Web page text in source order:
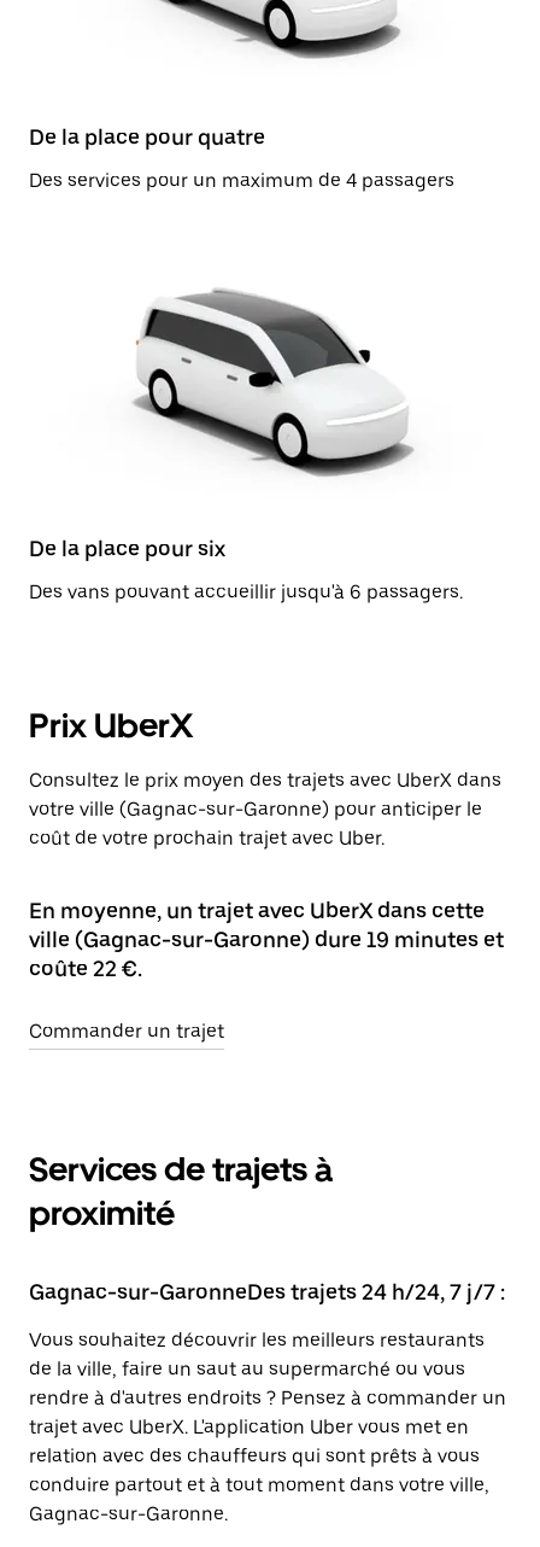
De la place pour quatre
Des services pour un maximum de 4 passagers
De la place pour six
Des vans pouvant accueillir jusqu'à 6 passagers.
Prix UberX
Consultez le prix moyen des trajets avec UberX dans
votre ville (Gagnac-sur-Garonne) pour anticiper le
coût de votre prochain trajet avec Uber.
En moyenne, un trajet avec UberX dans cette
ville (Gagnac-sur-Garonne) dure 19 minutes et
coûte 22 €.
Commander un trajet
Services de trajets à
proximité
Gagnac-sur-GaronneDes trajets 24 h/24, 7 j/7 :
Vous souhaitez découvrir les meilleurs restaurants
de la ville, faire un saut au supermarché ou vous
rendre à d'autres endroits ? Pensez à commander un
trajet avec UberX. L'application Uber vous met en
relation avec des chauffeurs qui sont prêts à vous
conduire partout et à tout moment dans votre ville,
Gagnac-sur-Garonne.